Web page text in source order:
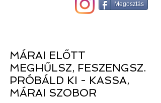
Megosztás
MÁRAI ELŐTT
MEGHŰLSZ, FESZENGSZ.
PRÓBÁLD KI - KASSA,
MÁRAI SZOBOR